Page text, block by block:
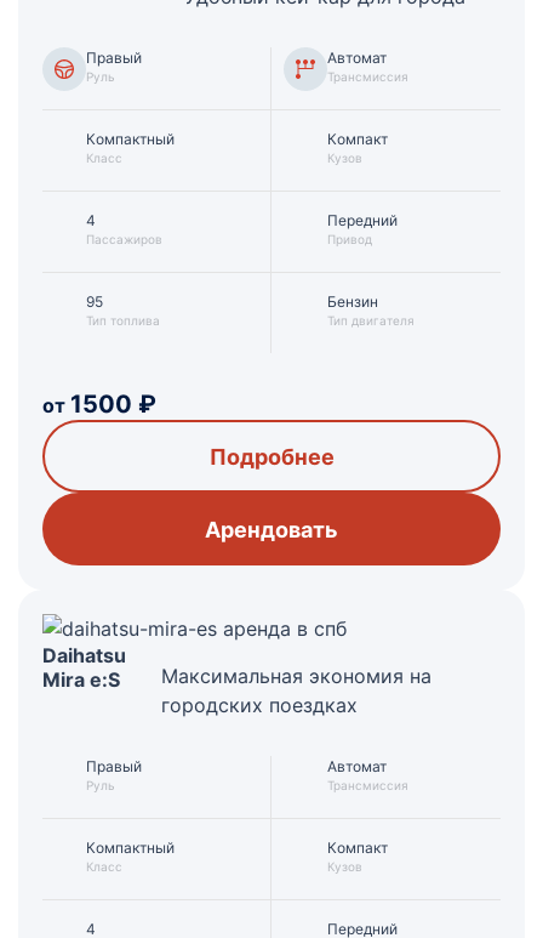
Правый
Руль
Компактный
Класс
Автомат
Трансмиссия
Компакт
Кузов
4
Пассажиров
95
Тип топлива
Передний
Привод
Бензин
Тип двигателя
от 1500 ₽
Подробнее
Арендовать
Daihatsu
Mira e:S
Максимальная экономия на
городских поездках
Правый
Руль
Компактный
Класс
Автомат
Трансмиссия
Компакт
Кузов
4 Передний